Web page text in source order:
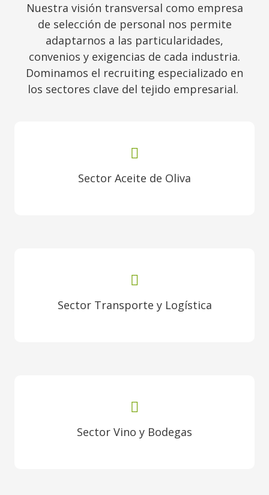
Nuestra visión transversal como empresa
de selección de personal nos permite
adaptarnos a las particularidades,
convenios y exigencias de cada industria.
Dominamos el recruiting especializado en
los sectores clave del tejido empresarial.
Sector Aceite de Oliva
Sector Transporte y Logística
Sector Vino y Bodegas